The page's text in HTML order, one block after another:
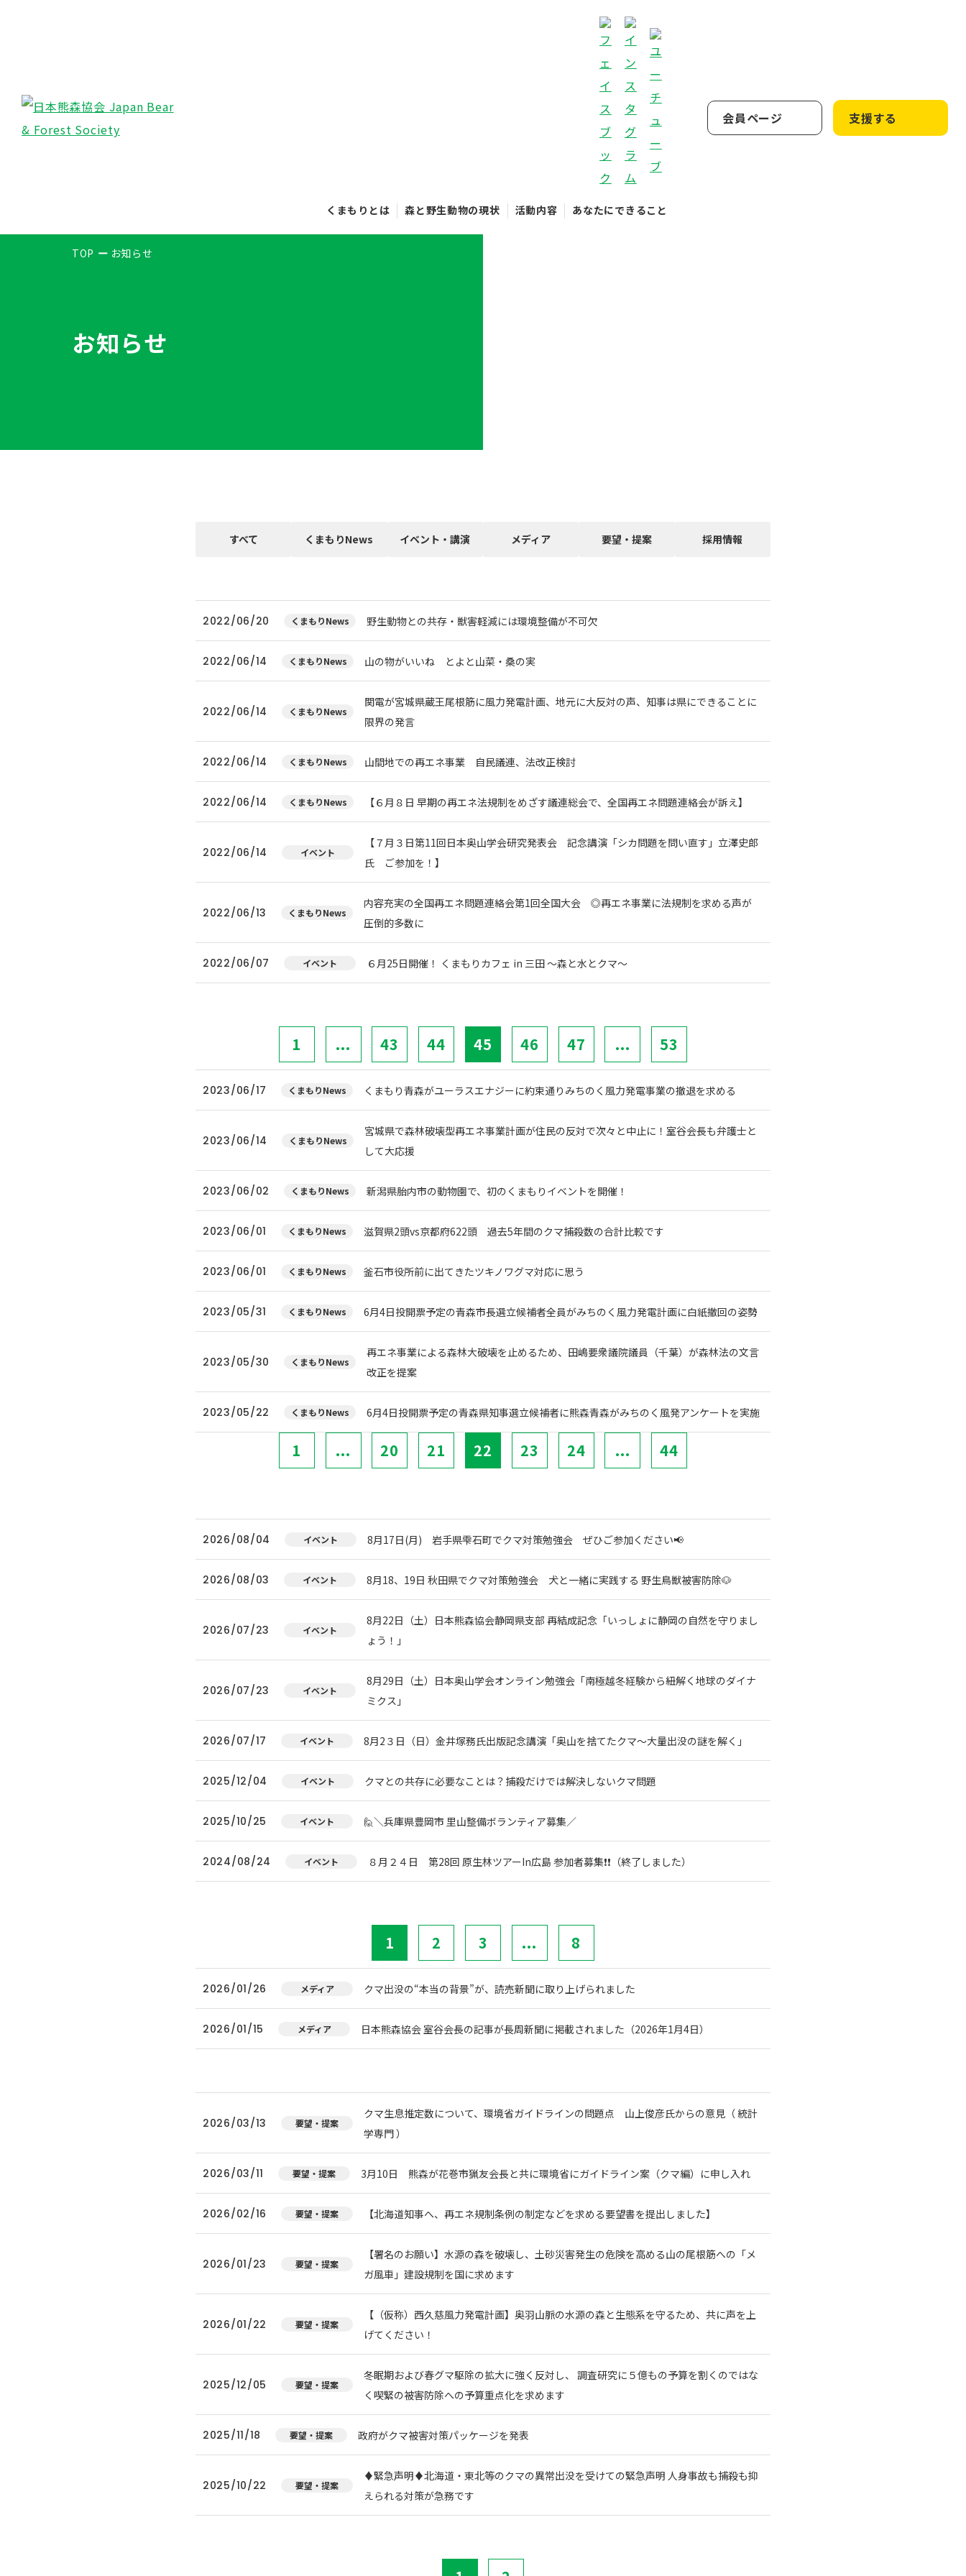
くまもりとは 森と野生動物の現状 活動内容 あなたにできること
会員ページ 支援する
TOP お知らせ
お知らせ
すべて くまもりNews イベント・講演 メディア 要望・提案 採用情報
2022/06/20 くまもりNews 野生動物との共存・獣害軽減には環境整備が不可欠
2022/06/14 くまもりNews 山の物がいいね とよと山菜・桑の実
2022/06/14 くまもりNews
関電が宮城県蔵王尾根筋に風力発電計画、地元に大反対の声、知事は県にできることに
限界の発言
2022/06/14 くまもりNews 山間地での再エネ事業 自民議連、法改正検討
2022/06/14 くまもりNews 【６月８日 早期の再エネ法規制をめざす議連総会で、全国再エネ問題連絡会が訴え】
2022/06/14 イベント
【７月３日第11回日本奥山学会研究発表会 記念講演「シカ問題を問い直す」立澤史郎
氏 ご参加を！】
2022/06/13 くまもりNews
内容充実の全国再エネ問題連絡会第1回全国大会 ◎再エネ事業に法規制を求める声が
圧倒的多数に
2022/06/07 イベント ６月25日開催！ くまもりカフェ in 三田 ～森と水とクマ～
1 ... 43 44 45 46 47 ... 53
2023/06/17 くまもりNews くまもり青森がユーラスエナジーに約束通りみちのく風力発電事業の撤退を求める
2023/06/14 くまもりNews
宮城県で森林破壊型再エネ事業計画が住民の反対で次々と中止に！室谷会長も弁護士と
して大応援
2023/06/02 くまもりNews 新潟県胎内市の動物園で、初のくまもりイベントを開催！
2023/06/01 くまもりNews 滋賀県2頭vs京都府622頭 過去5年間のクマ捕殺数の合計比較です
2023/06/01 くまもりNews 釜石市役所前に出てきたツキノワグマ対応に思う
2023/05/31 くまもりNews 6月4日投開票予定の青森市長選立候補者全員がみちのく風力発電計画に白紙撤回の姿勢
2023/05/30 くまもりNews
再エネ事業による森林大破壊を止めるため、田嶋要衆議院議員（千葉）が森林法の文言
改正を提案
2023/05/22 くまもりNews 6月4日投開票予定の青森県知事選立候補者に熊森青森がみちのく風発アンケートを実施
1 ... 20 21 22 23 24 ... 44
2026/08/04 イベント 8月17日(月) 岩手県雫石町でクマ対策勉強会 ぜひご参加ください📢
2026/08/03 イベント 8月18、19日 秋田県でクマ対策勉強会 犬と一緒に実践する 野生鳥獣被害防除🐶
2026/07/23 イベント
8月22日（土）日本熊森協会静岡県支部 再結成記念「いっしょに静岡の自然を守りまし
ょう！」
2026/07/23 イベント
8月29日（土）日本奥山学会オンライン勉強会「南極越冬経験から紐解く地球のダイナ
ミクス」
2026/07/17 イベント 8月2３日（日）金井塚務氏出版記念講演「奥山を捨てたクマ～大量出没の謎を解く」
2025/12/04 イベント クマとの共存に必要なことは？捕殺だけでは解決しないクマ問題
2025/10/25 イベント 🙋＼兵庫県豊岡市 里山整備ボランティア募集／
2024/08/24 イベント ８月２４日 第28回 原生林ツアーIn広島 参加者募集❗❗（終了しました）
1 2 3 ... 8
2026/01/26 メディア クマ出没の“本当の背景”が、読売新聞に取り上げられました
2026/01/15 メディア 日本熊森協会 室谷会長の記事が長周新聞に掲載されました（2026年1月4日）
2026/03/13 要望・提案
クマ生息推定数について、環境省ガイドラインの問題点 山上俊彦氏からの意見（ 統計
学専門 ）
2026/03/11 要望・提案 3月10日 熊森が花巻市猟友会長と共に環境省にガイドライン案（クマ編）に申し入れ
2026/02/16 要望・提案 【北海道知事へ、再エネ規制条例の制定などを求める要望書を提出しました】
2026/01/23 要望・提案
【署名のお願い】水源の森を破壊し、土砂災害発生の危険を高める山の尾根筋への「メ
ガ風車」建設規制を国に求めます
2026/01/22 要望・提案
【（仮称）西久慈風力発電計画】奥羽山脈の水源の森と生態系を守るため、共に声を上
げてください！
2025/12/05 要望・提案
冬眠期および春グマ駆除の拡大に強く反対し、 調査研究に５億もの予算を割くのではな
く喫緊の被害防除への予算重点化を求めます
2025/11/18 要望・提案 政府がクマ被害対策パッケージを発表
2025/10/22 要望・提案
♦️緊急声明♦️北海道・東北等のクマの異常出没を受けての緊急声明 人身事故も捕殺も抑
えられる対策が急務です